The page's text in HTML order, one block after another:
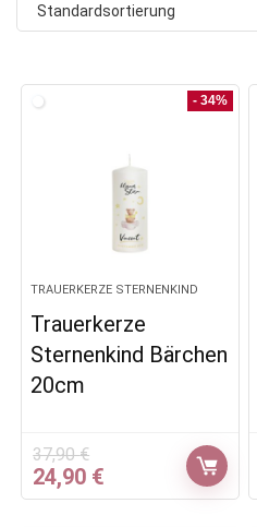
Standardsortierung
- 34%
TRAUERKERZE STERNENKIND
Trauerkerze
Sternenkind Bärchen
20cm
37,90€
Ursprünglicher
Preis
24,90 € Aktueller
Preis